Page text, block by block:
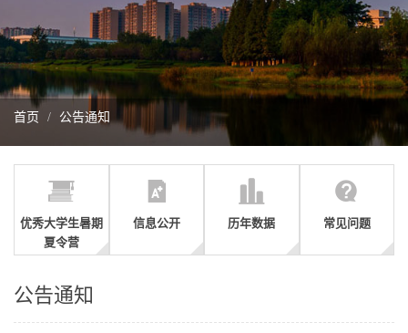
首页 公告通知
优秀大学生暑期
夏令营
信息公开 历年数据 常见问题
公告通知